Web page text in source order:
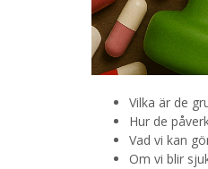
Vilka är de
Hur de
Vad vi kan
Om vi blir